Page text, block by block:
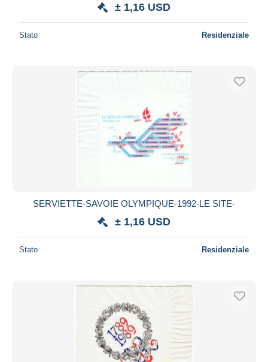
± 1,16 USD
Stato Residenziale
SERVIETTE-SAVOIE OLYMPIQUE-1992-LE SITE-
± 1,16 USD
Stato Residenziale